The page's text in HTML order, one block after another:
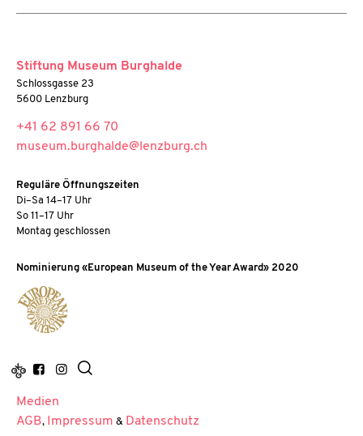
Stiftung Museum Burghalde
Schlossgasse 23
5600 Lenzburg
+41 62 891 66 70
museum.burghalde@lenzburg.ch
Reguläre Öffnungszeiten
Di–Sa 14–17 Uhr
So 11–17 Uhr
Montag geschlossen
Nominierung «European Museum of the Year Award» 2020
Medien
AGB, Impressum & Datenschutz